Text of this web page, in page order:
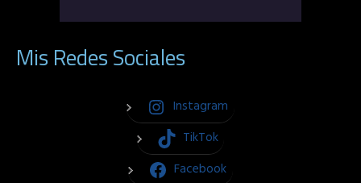
Mis Redes Sociales
Instagram
TikTok
Facebook